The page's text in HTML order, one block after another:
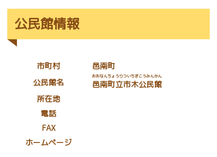
公民館情報
市町村
邑南町
公民館名
邑南町立市木公民館
おおなんちょうりついちぎこうみんかん
所在地
電話
FAX
ホームページ